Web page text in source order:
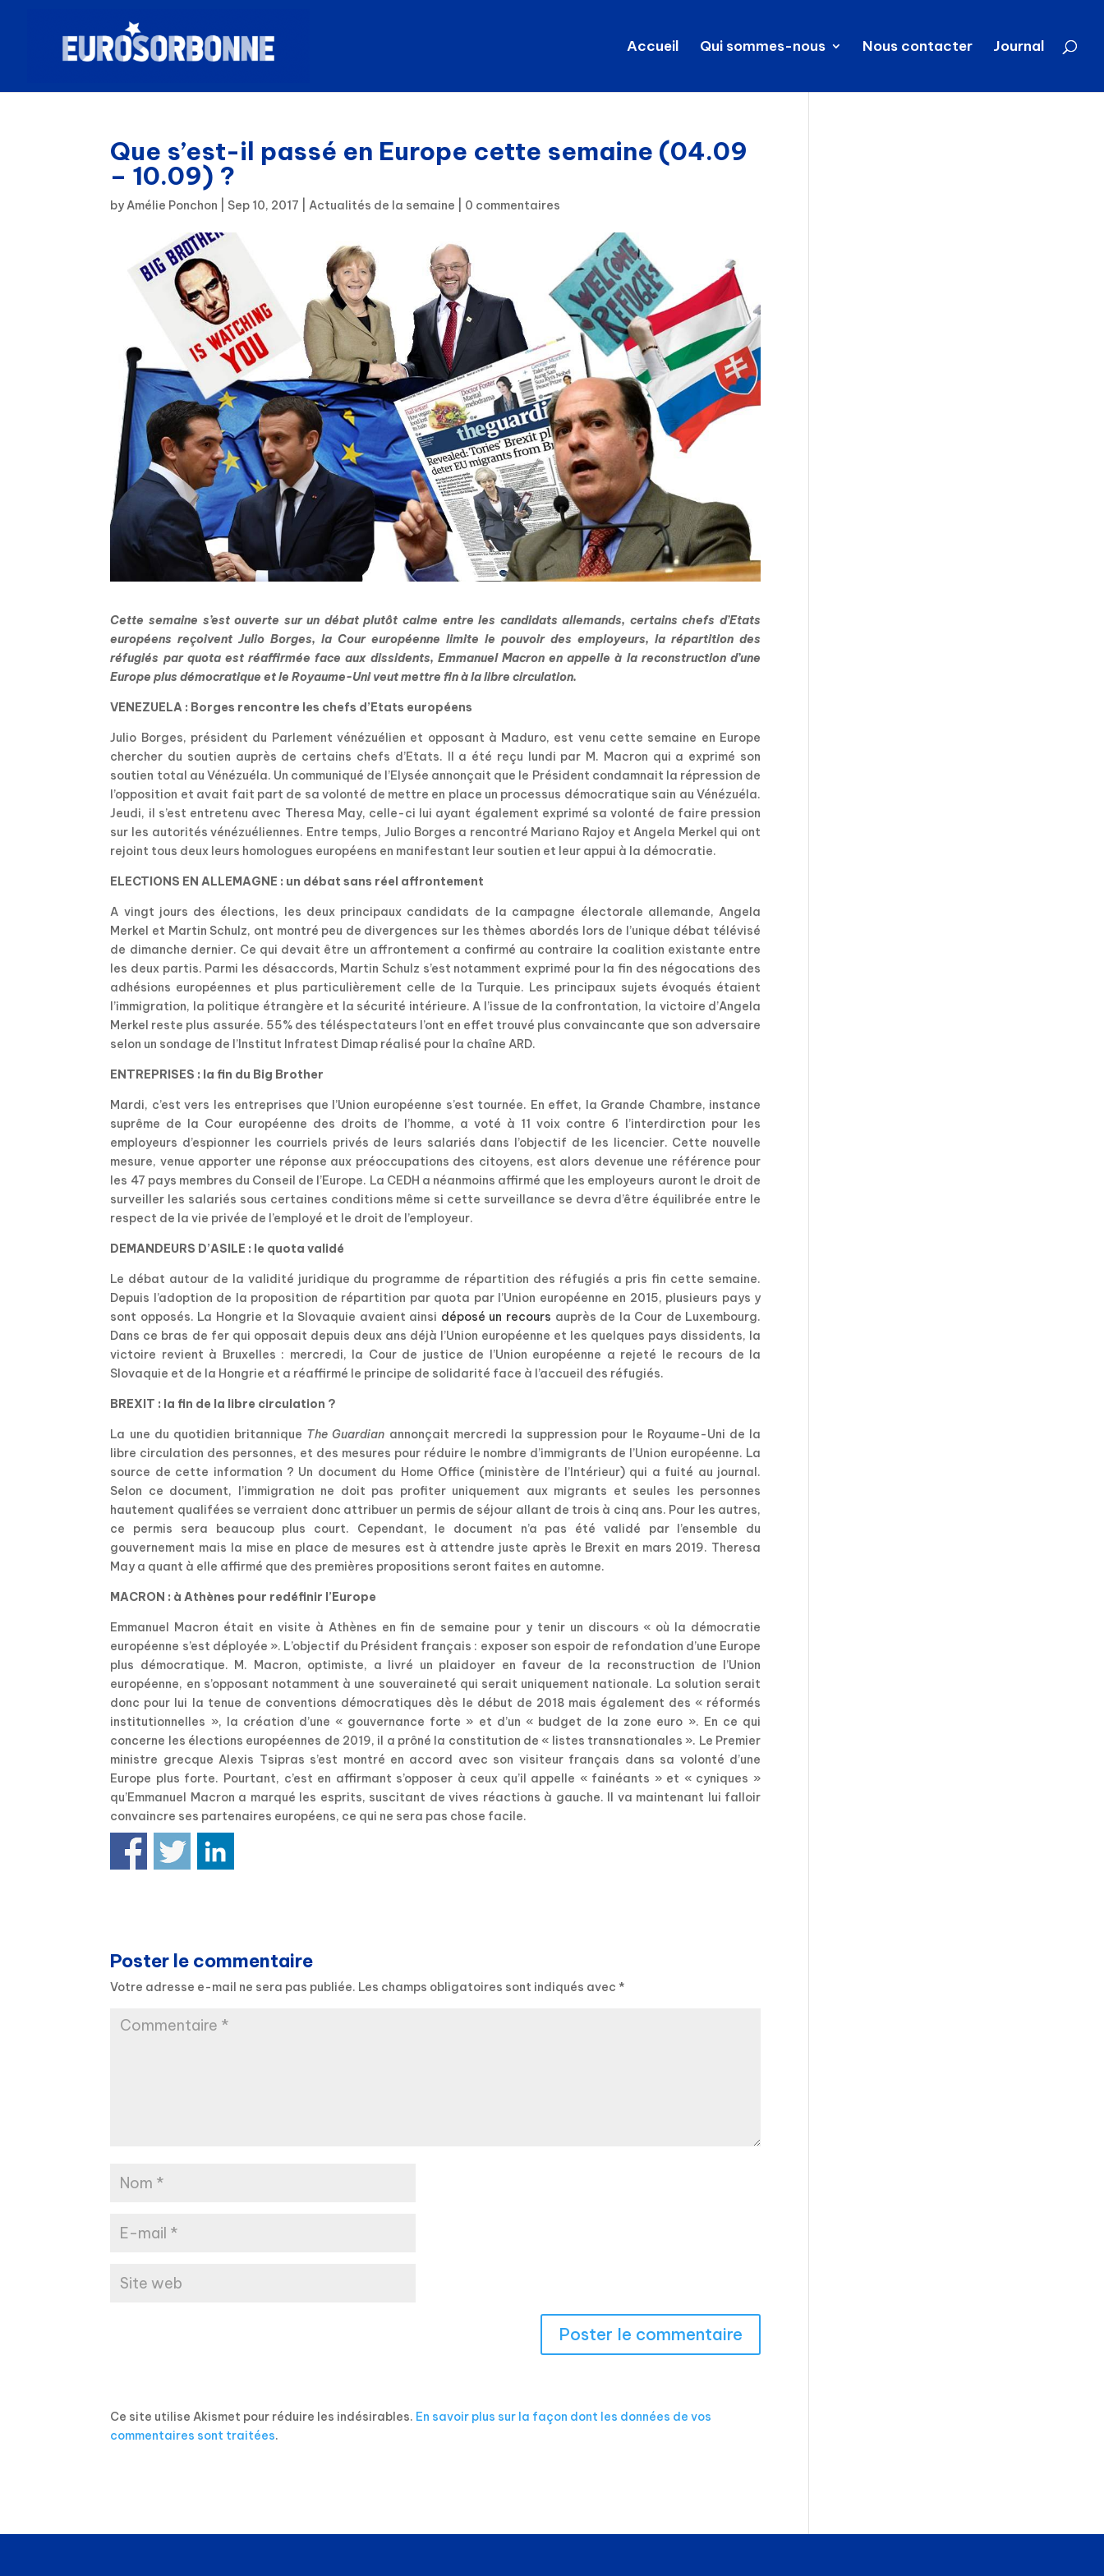
Accueil Qui sommes-nous Nous contacter Journal
Que s’est-il passé en Europe cette semaine (04.09
– 10.09) ?
byAmélie Ponchon Sep 10, 2017 |Actualités de la semaine 0 commentaires
Cette semaine s’est ouverte sur un débat plutôt calme entre les candidats allemands, certains chefs d’Etats
européens reçoivent Julio Borges, la Cour européenne limite le pouvoir des employeurs, la répartition des
réfugiés par quota est réaffirmée face aux dissidents, Emmanuel Macron en appelle à la reconstruction d’une
Europe plus démocratique et le Royaume-Uni veut mettre fin à la libre circulation.
VENEZUELA : Borges rencontre les chefs d’Etats européens
Julio Borges, président du Parlement vénézuélien et opposant à Maduro, est venu cette semaine en Europe
chercher du soutien auprès de certains chefs d’Etats. ll a été reçu lundi par M. Macron qui a exprimé son
soutien total au Vénézuéla. Un communiqué de l’Elysée annonçait que le Président condamnait la répression de
l’opposition et avait fait part de sa volonté de mettre en place un processus démocratique sain au Vénézuéla.
Jeudi, il s’est entretenu avec Theresa May, celle-ci lui ayant également exprimé sa volonté de faire pression
sur les autorités vénézuéliennes. Entre temps, Julio Borges a rencontré Mariano Rajoy et Angela Merkel qui ont
rejoint tous deux leurs homologues européens en manifestant leur soutien et leur appui à la démocratie.
ELECTIONS EN ALLEMAGNE : un débat sans réel affrontement
A vingt jours des élections, les deux principaux candidats de la campagne électorale allemande, Angela
Merkel et Martin Schulz, ont montré peu de divergences sur les thèmes abordés lors de l’unique débat télévisé
de dimanche dernier. Ce qui devait être un affrontement a confirmé au contraire la coalition existante entre
les deux partis. Parmi les désaccords, Martin Schulz s’est notamment exprimé pour la fin des négocations des
adhésions européennes et plus particulièrement celle de la Turquie. Les principaux sujets évoqués étaient
l’immigration, la politique étrangère et la sécurité intérieure. A l’issue de la confrontation, la victoire d’Angela
Merkel reste plus assurée. 55% des téléspectateurs l’ont en effet trouvé plus convaincante que son adversaire
selon un sondage de l’Institut Infratest Dimap réalisé pour la chaîne ARD.
ENTREPRISES : la fin du Big Brother
Mardi, c’est vers les entreprises que l’Union européenne s’est tournée. En effet, la Grande Chambre, instance
suprême de la Cour européenne des droits de l’homme, a voté à 11 voix contre 6 l’interdirction pour les
employeurs d’espionner les courriels privés de leurs salariés dans l’objectif de les licencier. Cette nouvelle
mesure, venue apporter une réponse aux préoccupations des citoyens, est alors devenue une référence pour
les 47 pays membres du Conseil de l’Europe. La CEDH a néanmoins affirmé que les employeurs auront le droit de
surveiller les salariés sous certaines conditions même si cette surveillance se devra d’être équilibrée entre le
respect de la vie privée de l’employé et le droit de l’employeur.
DEMANDEURS D’ASILE : le quota validé
Le débat autour de la validité juridique du programme de répartition des réfugiés a pris fin cette semaine.
Depuis l’adoption de la proposition de répartition par quota par l’Union européenne en 2015, plusieurs pays y
sont opposés. La Hongrie et la Slovaquie avaient ainsi déposé un recours auprès de la Cour de Luxembourg.
Dans ce bras de fer qui opposait depuis deux ans déjà l’Union européenne et les quelques pays dissidents, la
victoire revient à Bruxelles : mercredi, la Cour de justice de l’Union européenne a rejeté le recours de la
Slovaquie et de la Hongrie et a réaffirmé le principe de solidarité face à l’accueil des réfugiés.
BREXIT : la fin de la libre circulation ?
La une du quotidien britannique The Guardian annonçait mercredi la suppression pour le Royaume-Uni de la
libre circulation des personnes, et des mesures pour réduire le nombre d’immigrants de l’Union européenne. La
source de cette information ? Un document du Home Office (ministère de l’Intérieur) qui a fuité au journal.
Selon ce document, l’immigration ne doit pas profiter uniquement aux migrants et seules les personnes
hautement qualifées se verraient donc attribuer un permis de séjour allant de trois à cinq ans. Pour les autres,
ce permis sera beaucoup plus court. Cependant, le document n’a pas été validé par l’ensemble du
gouvernement mais la mise en place de mesures est à attendre juste après le Brexit en mars 2019. Theresa
May a quant à elle affirmé que des premières propositions seront faites en automne.
MACRON : à Athènes pour redéfinir l’Europe
Emmanuel Macron était en visite à Athènes en fin de semaine pour y tenir un discours « où la démocratie
européenne s’est déployée ». L’objectif du Président français : exposer son espoir de refondation d’une Europe
plus démocratique. M. Macron, optimiste, a livré un plaidoyer en faveur de la reconstruction de l’Union
européenne, en s’opposant notamment à une souveraineté qui serait uniquement nationale. La solution serait
donc pour lui la tenue de conventions démocratiques dès le début de 2018 mais également des « réformés
institutionnelles », la création d’une « gouvernance forte » et d’un « budget de la zone euro ». En ce qui
concerne les élections européennes de 2019, il a prôné la constitution de « listes transnationales ». Le Premier
ministre grecque Alexis Tsipras s’est montré en accord avec son visiteur français dans sa volonté d’une
Europe plus forte. Pourtant, c’est en affirmant s’opposer à ceux qu’il appelle « fainéants » et « cyniques »
qu’Emmanuel Macron a marqué les esprits, suscitant de vives réactions à gauche. Il va maintenant lui falloir
convaincre ses partenaires européens, ce qui ne sera pas chose facile.
Poster le commentaire
Votre adresse e-mail ne sera pas publiée. Les champs obligatoires sont indiqués avec*
Ce site utilise Akismet pour réduire les indésirables. En savoir plus sur la façon dont les données de vos
commentaires sont traitées.